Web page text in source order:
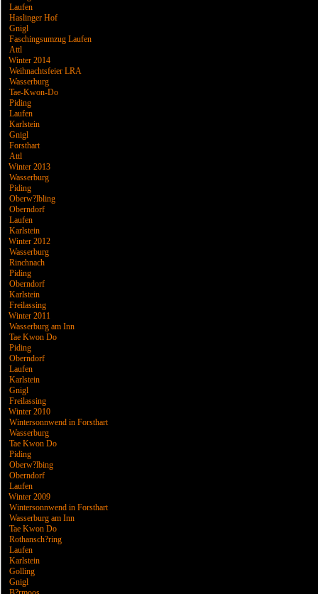
Laufen
Haslinger Hof
Gnigl
Faschingsumzug Laufen
Attl
Winter 2014
Weihnachtsfeier LRA
Wasserburg
Tae-Kwon-Do
Piding
Laufen
Karlstein
Gnigl
Forsthart
Attl
Winter 2013
Wasserburg
Piding
Oberw?lbling
Oberndorf
Laufen
Karlstein
Winter 2012
Wasserburg
Rinchnach
Piding
Oberndorf
Karlstein
Freilassing
Winter 2011
Wasserburg am Inn
Tae Kwon Do
Piding
Oberndorf
Laufen
Karlstein
Gnigl
Freilassing
Winter 2010
Wintersonnwend in Forsthart
Wasserburg
Tae Kwon Do
Piding
Oberw?lbing
Oberndorf
Laufen
Winter 2009
Wintersonnwend in Forsthart
Wasserburg am Inn
Tae Kwon Do
Rothansch?ring
Laufen
Karlstein
Golling
Gnigl